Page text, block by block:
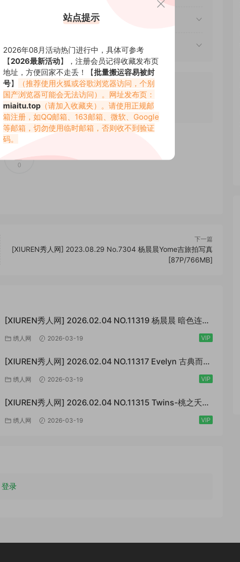
封禁账号权限！
单处理。
0
下一篇
[XIUREN秀人网] 2023.08.29 No.7304 杨晨晨Yome吉旅拍写真
[87P/766MB]
[XIUREN秀人网] 2026.02.04 NO.11319 杨晨晨 暗色连体
衣[73P/923MB]
绣人网 2026-03-19 VIP
[XIUREN秀人网] 2026.02.04 NO.11317 Evelyn 古典而又
暧昧[64P/870MB]
绣人网 2026-03-19 VIP
[XIUREN秀人网] 2026.02.04 NO.11315 Twins-桃之夭夭
橙色薄纱[83P/1.10GB]
绣人网 2026-03-19 VIP
登录
站点提示
2026年08月活动热门进行中，具体可参考
【2026最新活动】，注册会员记得收藏发布页
地址，方便回家不走丢！【批量搬运容易被封
号】
（推荐使用火狐或谷歌浏览器访问，个别
国产浏览器可能会无法访问）。网址发布页：
miaitu.top （请加入收藏夹）。请使用正规邮
箱注册，如QQ邮箱、163邮箱、微软、Google
等邮箱，切勿使用临时邮箱，否则收不到验证
码。